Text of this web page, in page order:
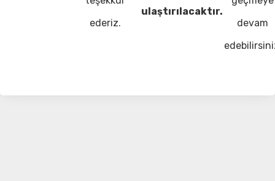
ederiz.
ulaştırılacaktır.
devam